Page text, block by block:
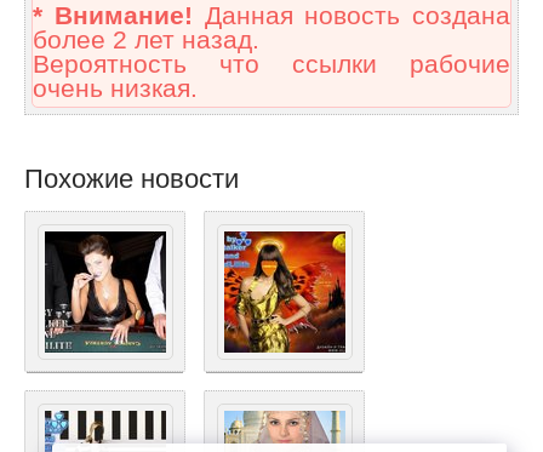
* Внимание! Данная новость создана
более 2 лет назад.
Вероятность что ссылки рабочие
очень низкая.
Похожие новости